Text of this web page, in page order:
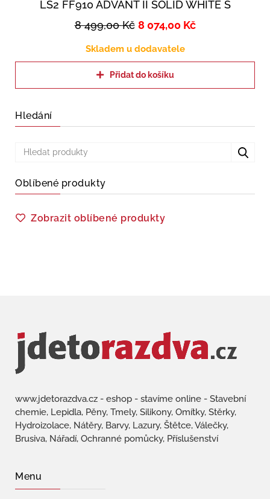
LS2 FF910 ADVANT II SOLID WHITE S
8 499,00Kč 8 074,00 Kč
Skladem u dodavatele
Přidat do košíku
Hledání
Oblíbené produkty
Zobrazit oblíbené produkty
www.jdetorazdva.cz - eshop - stavíme online - Stavební
chemie, Lepidla, Pěny, Tmely, Silikony, Omítky, Stěrky,
Hydroizolace, Nátěry, Barvy, Lazury, Štětce, Válečky,
Brusiva, Nářadí, Ochranné pomůcky, Příslušenství
Menu